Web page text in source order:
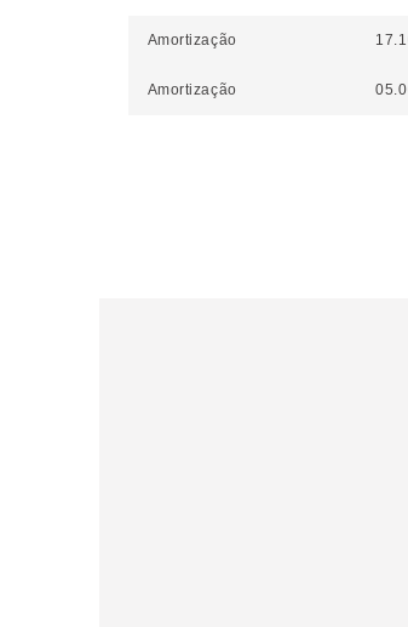
Amortização
Amortização